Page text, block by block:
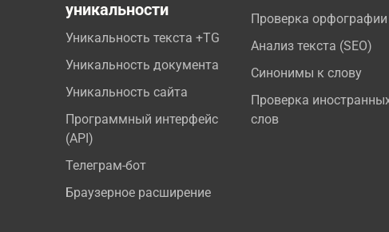
уникальности
Уникальность текста +TG
Уникальность документа
Уникальность сайта
Программный интерфейс
(API)
Телеграм-бот
Браузерное расширение
Проверка орфографии
Анализ текста (SEO)
Синонимы к слову
Проверка
слов